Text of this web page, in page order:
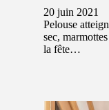
20 juin 2021
Pelouse
sec,
la fête…